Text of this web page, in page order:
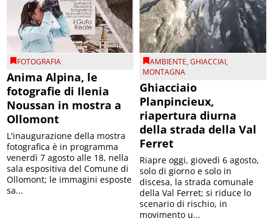
FOTOGRAFIA
Anima Alpina, le
fotografie di Ilenia
Noussan in mostra a
Ollomont
L'inaugurazione della mostra
fotografica è in programma
venerdì 7 agosto alle 18, nella
sala espositiva del Comune di
Ollomont; le immagini esposte
sa...
AMBIENTE,GHIACCIAI,
MONTAGNA
Ghiacciaio
Planpincieux,
riapertura diurna
della strada della Val
Ferret
Riapre oggi, giovedì 6 agosto,
solo di giorno e solo in
discesa, la strada comunale
della Val Ferret; si riduce lo
scenario di rischio, in
movimento u...